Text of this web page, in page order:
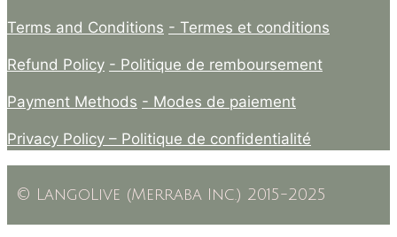
Terms and Conditions - Termes et conditions
Refund Policy - Politique de remboursement
Payment Methods - Modes de paiement
Privacy Policy – Politique de confidentialité
© LangoLive (Merraba Inc.) 2015-2025